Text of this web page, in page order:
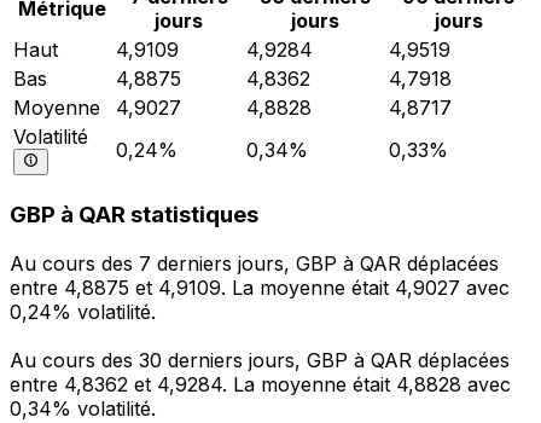
Métrique
jours
jours
jours
Haut
4,9109 4,9284
4,9519
Bas
4,8875 4,8362
4,7918
Moyenne
4,9027 4,8828
4,8717
Volatilité
0,24% 0,34% 0,33%
GBP à QAR statistiques
Au cours des 7 derniers jours, GBP à QAR déplacées
entre 4,8875 et 4,9109. La moyenne était 4,9027 avec
0,24% volatilité.
Au cours des 30 derniers jours, GBP à QAR déplacées
entre 4,8362 et 4,9284. La moyenne était 4,8828 avec
0,34% volatilité.